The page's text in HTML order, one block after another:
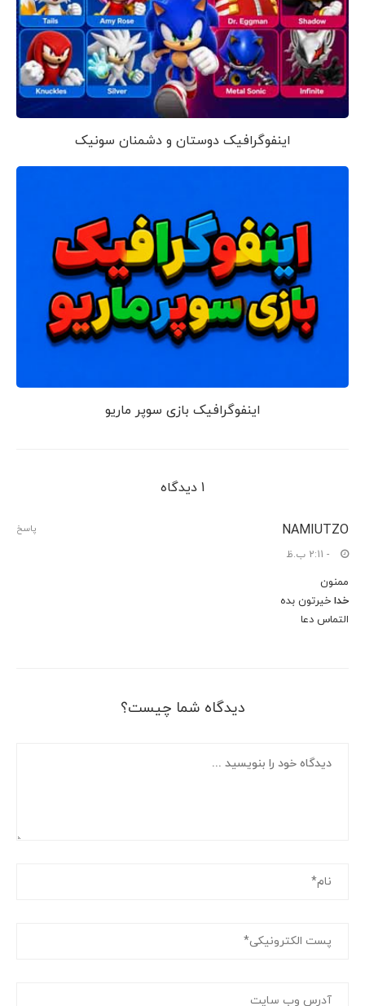
اینفوگرافیک دوستان و دشمنان سونیک
اینفوگرافیک بازی سوپر ماریو
1 دیدگاه
NAMIUTZO
- 2:11 ب.ظ
ممنون
خدا خیرتون بده
التماس دعا
پاسخ
دیدگاه شما چیست؟